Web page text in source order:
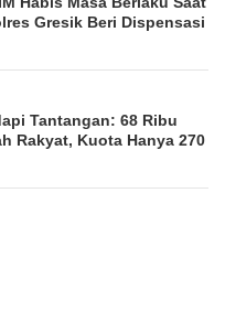
Gresik Beri Dispensasi
Tantangan: 68 Ribu
Rakyat, Kuota Hanya 270